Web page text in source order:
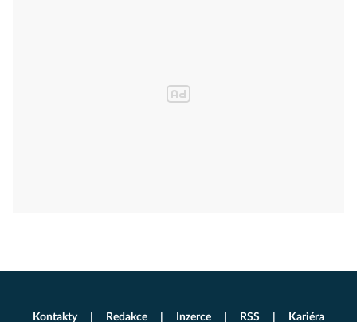
Kontakty Redakce Inzerce RSS Kariéra